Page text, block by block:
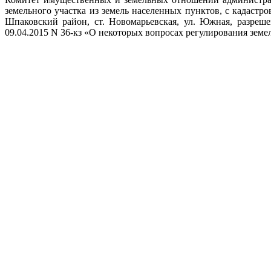
земельного участка из земель населенных пунктов, с
Шпаковский район, ст. Новомарьевская, ул. Южная,
09.04.2015 N 36-кз «О некоторых вопросах регулирования